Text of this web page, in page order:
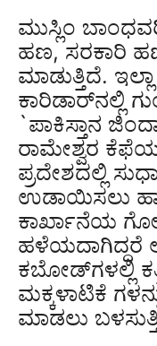
ಮುಸ್ಲಿಂ
ಹಣ, ಸರಕಾರಿ
ಮಾಡುತ್ತಿದೆ.
ಕಾರಿಡಾರ್‌ನಲ್ಲಿ
`ಪಾಕಿಸ್ತಾನ
ರಾಮೇಶ್ವರ
ಪ್ರದೇಶದಲ್ಲಿ
ಉಡಾಯಿಸಲು
ಕಾರ್ಖಾನೆಯ
ಹಳೆಯದಾಗಿದ್ದರೆ
ಕಬೋಡ್‌ಗಳಲ್ಲಿ
ಮಕ್ಕಳಾಟಿಕೆ
ಮಾಡಲು